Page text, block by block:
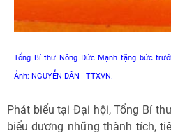
Tổng Bí thư Nông Đức Mạnh tặng bức
Ảnh: NGUYỄN DÂN - TTXVN.
Phát biểu tại Đại hội, Tổng Bí
biểu dương những thành tích,